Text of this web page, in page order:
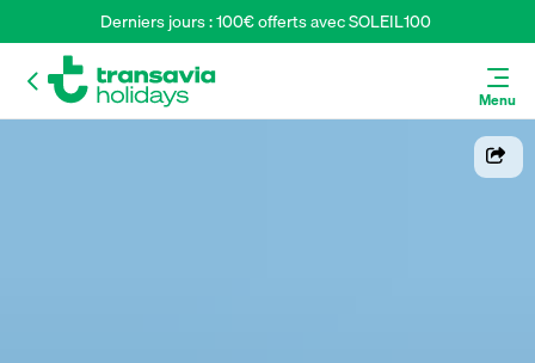
Derniers jours : 100€ offerts avec SOLEIL100
Menu